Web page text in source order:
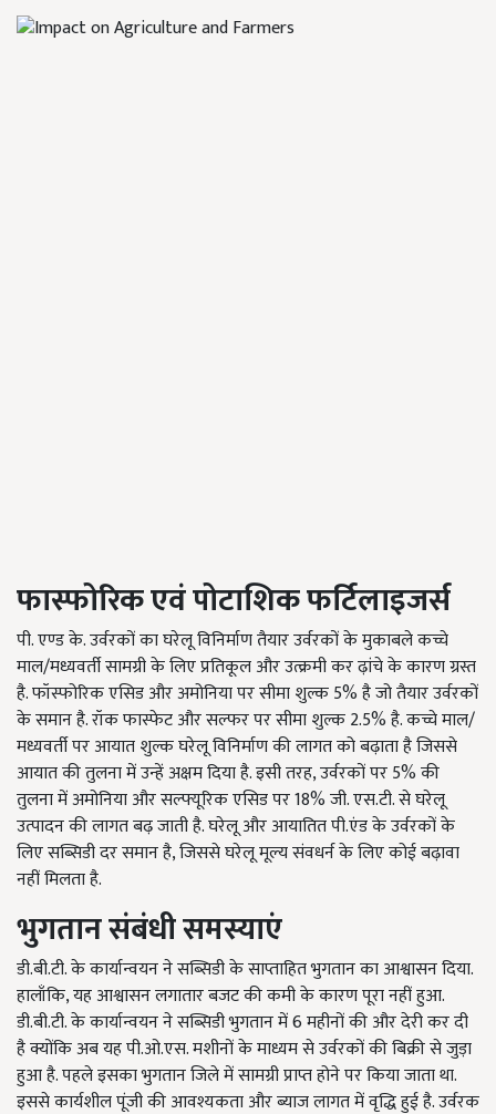
फास्फोरिक एवं पोटाशिक फर्टिलाइजर्स
पी. एण्ड के. उर्वरकों का घरेलू विनिर्माण तैयार उर्वरकों के मुकाबले कच्चे
माल/मध्यवर्ती सामग्री के लिए प्रतिकूल और उत्क्रमी कर ढ़ांचे के कारण ग्रस्त
है. फॉस्फोरिक एसिड और अमोनिया पर सीमा शुल्क 5% है जो तैयार उर्वरकों
के समान है. रॉक फास्फेट और सल्फर पर सीमा शुल्क 2.5% है. कच्चे माल/
मध्यवर्ती पर आयात शुल्क घरेलू विनिर्माण की लागत को बढ़ाता है जिससे
आयात की तुलना में उन्हें अक्षम दिया है. इसी तरह, उर्वरकों पर 5% की
तुलना में अमोनिया और सल्फ्यूरिक एसिड पर 18% जी. एस.टी. से घरेलू
उत्पादन की लागत बढ़ जाती है. घरेलू और आयातित पी.एंड के उर्वरकों के
लिए सब्सिडी दर समान है, जिससे घरेलू मूल्य संवधर्न के लिए कोई बढ़ावा
नहीं मिलता है.
भुगतान संबंधी समस्याएं
डी.बी.टी. के कार्यान्वयन ने सब्सिडी के साप्ताहित भुगतान का आश्वासन दिया.
हालाँकि, यह आश्वासन लगातार बजट की कमी के कारण पूरा नहीं हुआ.
डी.बी.टी. के कार्यान्वयन ने सब्सिडी भुगतान में 6 महीनों की और देरी कर दी
है क्योंकि अब यह पी.ओ.एस. मशीनों के माध्यम से उर्वरकों की बिक्री से जुड़ा
हुआ है. पहले इसका भुगतान जिले में सामग्री प्राप्त होने पर किया जाता था.
इससे कार्यशील पूंजी की आवश्यकता और ब्याज लागत में वृद्धि हुई है. उर्वरक